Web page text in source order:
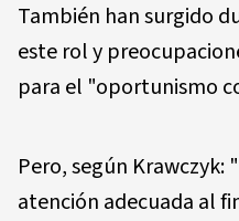
También han surgido
este rol y
para el "oportunismo
Pero, según Krawczyk:
atención adecuada al